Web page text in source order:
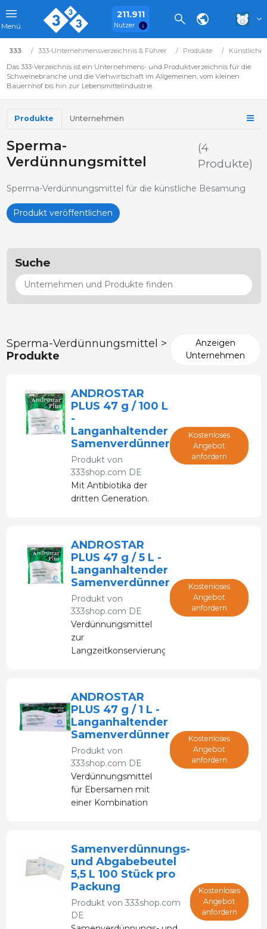
Menü
211.911
Nutzer
333 333-Unternehmensverzeichnis & Führer Produkte
Künstliche
Das 333-Verzeichnis ist ein Unternehmens- und Produktverzeichnis für die
Schweinebranche und die Viehwirtschaft im Allgemeinen, vom kleinen
Bauernhof bis hin zur Lebensmittelindustrie.
Produkte Unternehmen
Sperma-
Verdünnungsmittel
(4
Produkte)
Sperma-Verdünnungsmittel für die künstliche Besamung
Produkt veröffentlichen
Suche
Sperma-Verdünnungsmittel >
Produkte
Anzeigen
Unternehmen
ANDROSTAR
PLUS 47 g / 100 L
-
Langanhaltender
Samenverdünner
Produkt von
333shop.com DE
Mit Antibiotika der
dritten Generation.
Kostenloses
Angebot
anfordern
ANDROSTAR
PLUS 47 g / 5 L -
Langanhaltender
Samenverdünner
Produkt von
333shop.com DE
Verdünnungsmittel
zur
Langzeitkonservierung
für Schäden aufgrund
nicht optimaler
Lagerbedingungen.
Kostenloses
Angebot
anfordern
ANDROSTAR
PLUS 47 g / 1 L -
Langanhaltender
Samenverdünner
Produkt von
333shop.com DE
Verdünnungsmittel
für Ebersamen mit
einer Kombination
Kostenloses
Angebot
anfordern
Samenverdünnungs-
und Abgabebeutel
5,5 L 100 Stück pro
Packung
Produkt von 333shop.com
DE
Kostenloses
Angebot
anfordern